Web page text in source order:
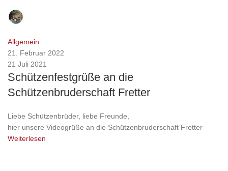
Allgemein
21. Februar 2022
21 Juli 2021
Schützenfestgrüße an die
Schützenbruderschaft Fretter
Liebe Schützenbrüder, liebe Freunde,
hier unsere Videogrüße an die Schützenbruderschaft Fretter
Weiterlesen